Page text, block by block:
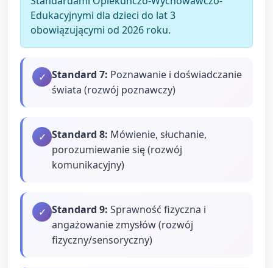
Edukacyjnymi dla dzieci do lat 3
obowiązującymi od 2026 roku.
✓ Standard 7: Poznawanie i doświadczanie
świata (rozwój poznawczy)
✓ Standard 8: Mówienie, słuchanie,
porozumiewanie się (rozwój
komunikacyjny)
✓ Standard 9: Sprawność fizyczna i
angażowanie zmysłów (rozwój
fizyczny/sensoryczny)